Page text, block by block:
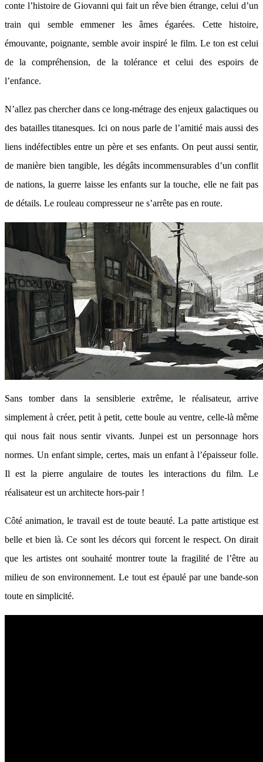
conte l’histoire de Giovanni qui fait un rêve bien étrange, celui d’un
train qui semble emmener les âmes égarées. Cette histoire,
émouvante, poignante, semble avoir inspiré le film. Le ton est celui
de la compréhension, de la tolérance et celui des espoirs de
l’enfance.
N’allez pas chercher dans ce long-métrage des enjeux galactiques ou
des batailles titanesques. Ici on nous parle de l’amitié mais aussi des
liens indéfectibles entre un père et ses enfants. On peut aussi sentir,
de manière bien tangible, les dégâts incommensurables d’un conflit
de nations, la guerre laisse les enfants sur la touche, elle ne fait pas
de détails. Le rouleau compresseur ne s’arrête pas en route.
Sans tomber dans la sensiblerie extrême, le réalisateur, arrive
simplement à créer, petit à petit, cette boule au ventre, celle-là même
qui nous fait nous sentir vivants. Junpei est un personnage hors
normes. Un enfant simple, certes, mais un enfant à l’épaisseur folle.
Il est la pierre angulaire de toutes les interactions du film. Le
réalisateur est un architecte hors-pair !
Côté animation, le travail est de toute beauté. La patte artistique est
belle et bien là. Ce sont les décors qui forcent le respect. On dirait
que les artistes ont souhaité montrer toute la fragilité de l’être au
milieu de son environnement. Le tout est épaulé par une bande-son
toute en simplicité.